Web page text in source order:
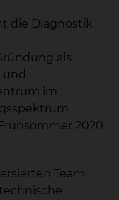
die Diagnostik
als
und
im
2020
Team